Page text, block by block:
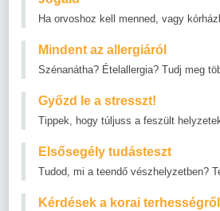
Ha orvoshoz kell menned, vagy
Mindent az allergiáról
Szénanátha? Ételallergia? Tudj meg
Győzd le a stresszt!
Tippek, hogy túljuss a feszült
Elsősegély tudásteszt
Tudod, mi a teendő vészhelyzetben?
Kérdések a korai terhességről